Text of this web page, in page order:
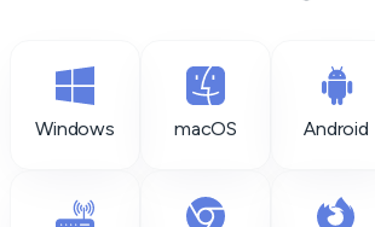
Windows macOS Android